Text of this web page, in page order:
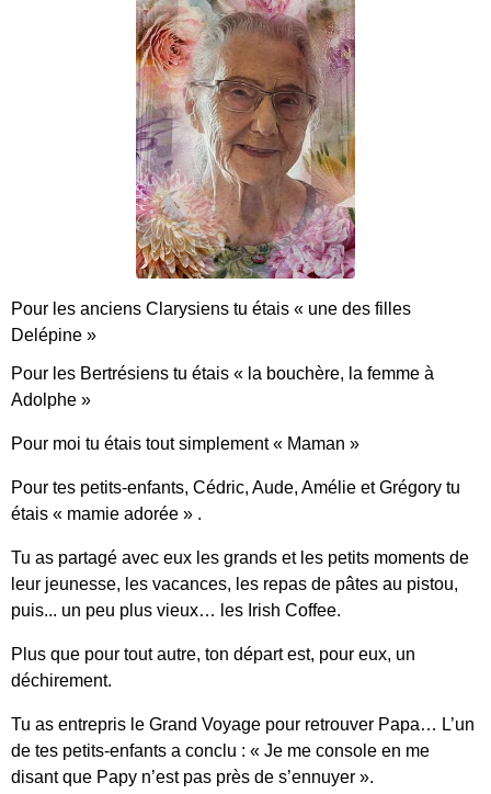
Pour les anciens Clarysiens tu étais « une des filles
Delépine »
Pour les Bertrésiens tu étais « la bouchère, la femme à
Adolphe »
Pour moi tu étais tout simplement « Maman »
Pour tes petits-enfants, Cédric, Aude, Amélie et Grégory tu
étais « mamie adorée » .
Tu as partagé avec eux les grands et les petits moments de
leur jeunesse, les vacances, les repas de pâtes au pistou,
puis... un peu plus vieux… les Irish Coffee.
Plus que pour tout autre, ton départ est, pour eux, un
déchirement.
Tu as entrepris le Grand Voyage pour retrouver Papa… L’un
de tes petits-enfants a conclu : « Je me console en me
disant que Papy n’est pas près de s’ennuyer ».